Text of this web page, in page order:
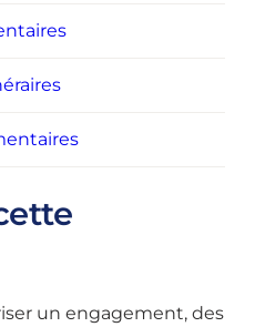
un engagement, des